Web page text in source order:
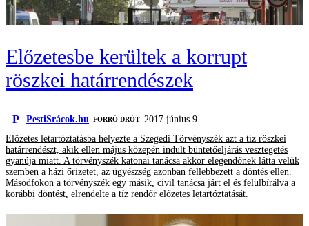
Előzetesbe kerültek a korrupt
röszkei határrendészek
P PestiSrácok.hu FORRÓ DRÓT 2017 június 9.
Előzetes letartóztatásba helyezte a Szegedi Törvényszék azt a tíz röszkei
határrendészt, akik ellen május közepén indult büntetőeljárás vesztegetés
gyanúja miatt. A törvényszék katonai tanácsa akkor elegendőnek látta velük
szemben a házi őrizetet, az ügyészség azonban fellebbezett a döntés ellen.
Másodfokon a törvényszék egy másik, civil tanácsa járt el és felülbírálva a
korábbi döntést, elrendelte a tíz rendőr előzetes letartóztatását.